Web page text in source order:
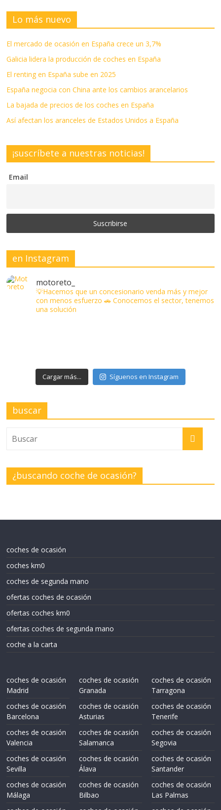
Lo más nuevo
El mercado de ocasión en España crece un 3,7%
Galicia lidera la producción de coches en España
El renting en España sube en 2025
España negocia con China ante los cambios arancelarios
La bajada de precios de los coches en España
Así afectan los aranceles de Estados Unidos a España
¡suscríbete a nuestras noticias!
Email
en Instagram
motoreto_
💡Hacemos que un concesionario venda más y mejor
con menos esfuerzo 🚗 Conocemos el sector, tenemos
una solución
Cargar más... Síguenos en Instagram
buscar
¿buscando coche de ocasión?
coches de ocasión
coches km0
coches de segunda mano
ofertas coches de ocasión
ofertas coches km0
ofertas coches de segunda mano
coche a la carta
coches de ocasión
Madrid
coches de ocasión
Barcelona
coches de ocasión
Valencia
coches de ocasión
Sevilla
coches de ocasión
Málaga
coches de ocasión
Granada
coches de ocasión
Asturias
coches de ocasión
Salamanca
coches de ocasión
Álava
coches de ocasión
Bilbao
coches de ocasión
Tarragona
coches de ocasión
Tenerife
coches de ocasión
Segovia
coches de ocasión
Santander
coches de ocasión
Las Palmas